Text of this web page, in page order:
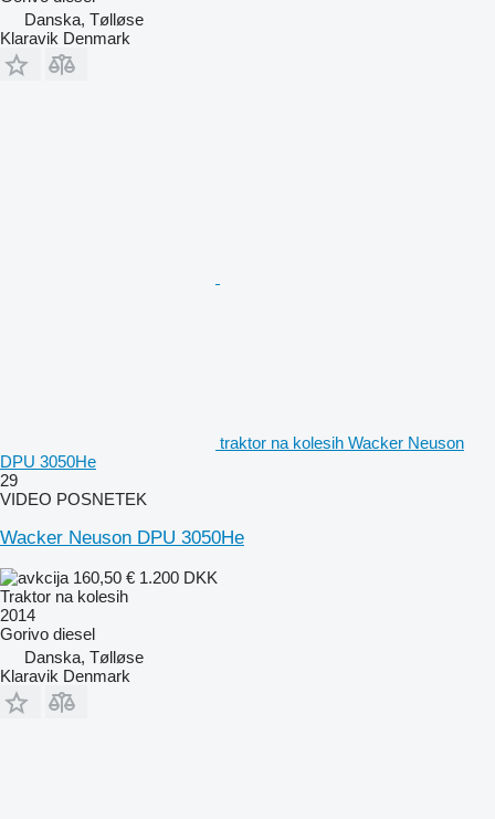
Danska, Tølløse
Klaravik Denmark
traktor na kolesih Wacker Neuson
DPU 3050He
29
VIDEO POSNETEK
Wacker Neuson DPU 3050He
160,50 € 1.200 DKK
Traktor na kolesih
2014
Gorivo diesel
Danska, Tølløse
Klaravik Denmark